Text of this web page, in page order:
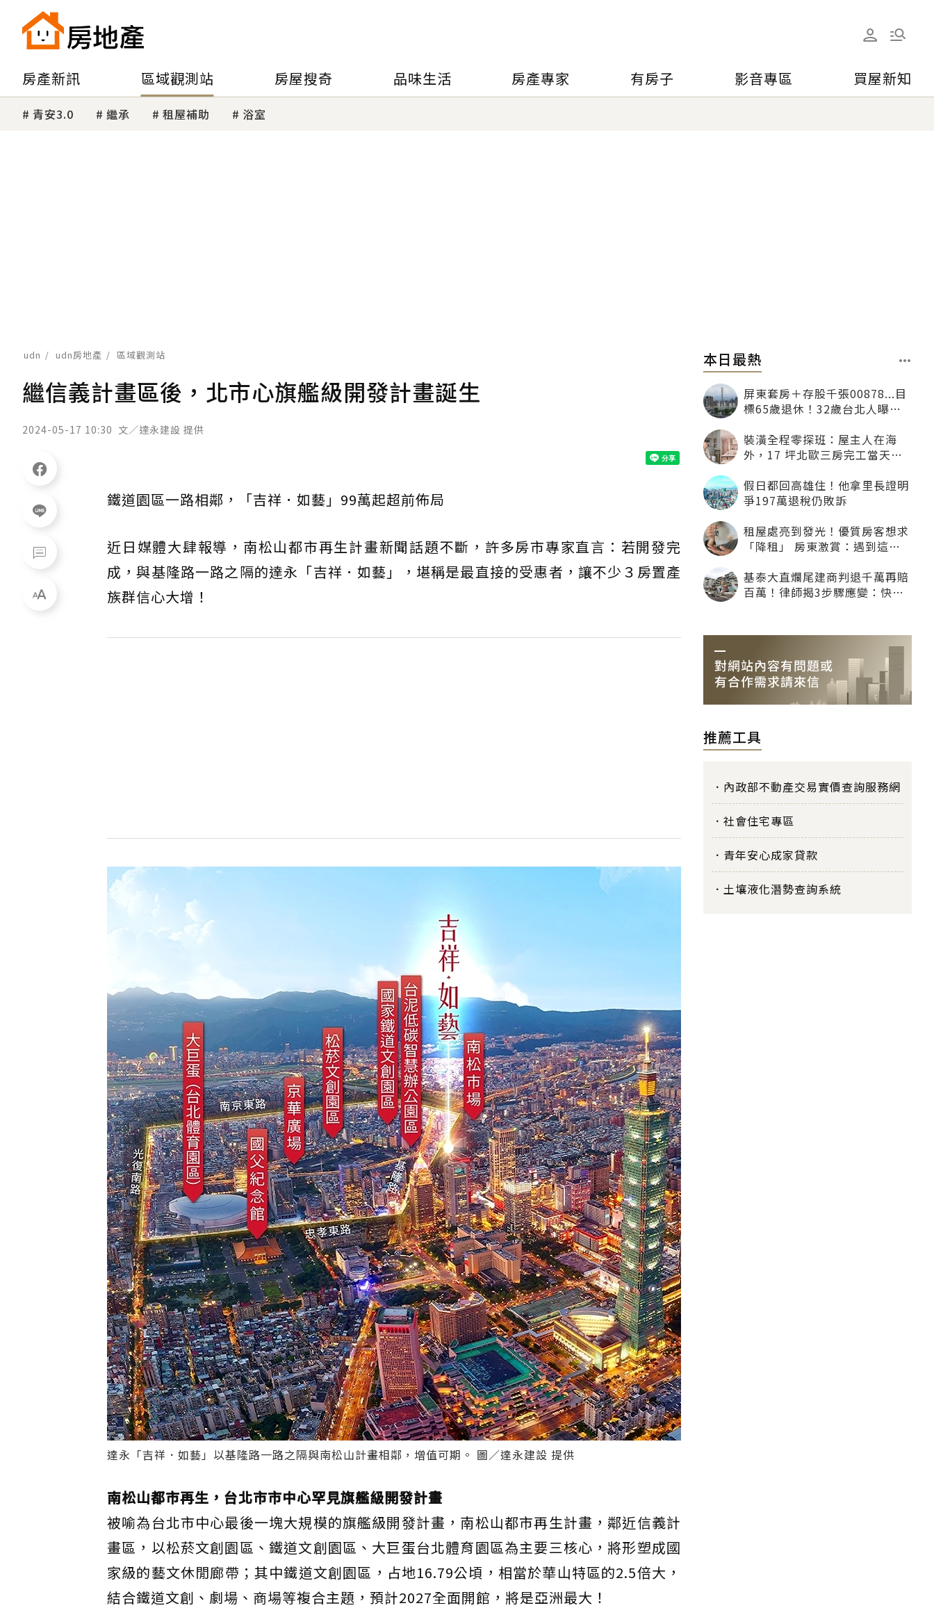
房產新訊 區域觀測站 房屋搜奇 品味生活 房產專家 有房子 影音專區 買屋新知
青安3.0 繼承 租屋補助 浴室
udn udn房地產 區域觀測站
繼信義計畫區後，北市心旗艦級開發計畫誕生
2024-05-17 10:30 文／達永建設 提供
鐵道園區一路相鄰，「吉祥．如藝」99萬起超前佈局
近日媒體大肆報導，南松山都市再生計畫新聞話題不斷，許多房市專家直言：若開發完
成，與基隆路一路之隔的達永「吉祥．如藝」，堪稱是最直接的受惠者，讓不少３房置產
族群信心大增！
達永「吉祥．如藝」以基隆路一路之隔與南松山計畫相鄰，增值可期。 圖／達永建設 提供
南松山都市再生，台北市市中心罕見旗艦級開發計畫
被喻為台北市中心最後一塊大規模的旗艦級開發計畫，南松山都市再生計畫，鄰近信義計
畫區，以松菸文創園區、鐵道文創園區、大巨蛋台北體育園區為主要三核心，將形塑成國
家級的藝文休閒廊帶；其中鐵道文創園區，占地16.79公頃，相當於華山特區的2.5倍大，
結合鐵道文創、劇場、商場等複合主題，預計2027全面開館，將是亞洲最大！
本日最熱
屏東套房＋存股千張00878...目
標65歲退休！32歲台北人曝：
裝潢全程零探班：屋主人在海
外，17 坪北歐三房完工當天才
假日都回高雄住！他拿里長證明
爭197萬退稅仍敗訴
租屋處亮到發光！優質房客想求
「降租」 房東激賞：遇到這種
基泰大直爛尾建商判退千萬再賠
百萬！律師揭3步驟應變：快通
推薦工具
內政部不動產交易實價查詢服務網
社會住宅專區
青年安心成家貸款
土壤液化潛勢查詢系統